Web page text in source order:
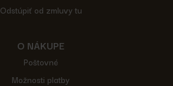
Odstúpiť od zmluvy tu
O NÁKUPE
Poštovné
Možnosti platby